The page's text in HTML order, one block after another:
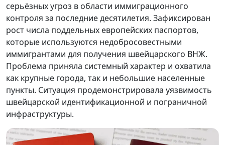
серьёзных угроз в области иммиграционного
контроля за последние десятилетия. Зафиксирован
рост числа поддельных европейских паспортов,
которые используются недобросовестными
иммигрантами для получения швейцарского ВНЖ.
Проблема приняла системный характер и охватила
как крупные города, так и небольшие населенные
пункты. Ситуация продемонстрировала уязвимость
швейцарской идентификационной и пограничной
инфраструктуры.